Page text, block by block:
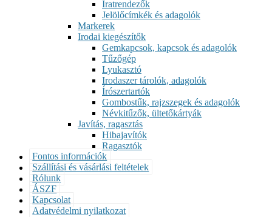
Iratrendezők
Jelölőcímkék és adagolók
Markerek
Irodai kiegészítők
Gemkapcsok, kapcsok és adagolók
Tűzőgép
Lyukasztó
Irodaszer tárolók, adagolók
Írószertartók
Gombostűk, rajzszegek és adagolók
Névkitűzők, ültetőkártyák
Javítás, ragasztás
Hibajavítók
Ragasztók
Fontos információk
Szállítási és vásárlási feltételek
Rólunk
ÁSZF
Kapcsolat
Adatvédelmi nyilatkozat